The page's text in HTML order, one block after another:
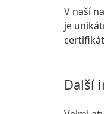
V naší
je
Další